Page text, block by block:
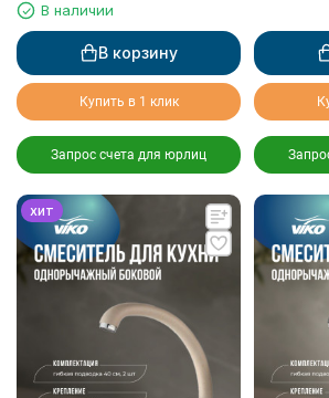
В наличии
В корзину
Купить в 1 клик
Запрос счета для юрлиц
хит